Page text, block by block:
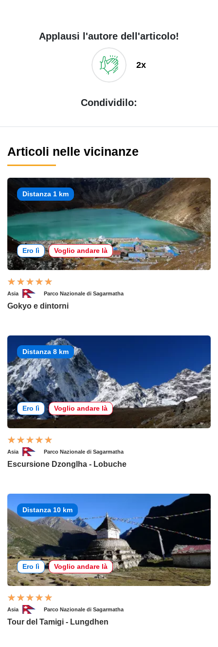
Applausi l'autore dell'articolo!
2x
Condividilo:
Articoli nelle vicinanze
Distanza 1 km
Ero lì Voglio andare là
Asia Parco Nazionale di Sagarmatha
Gokyo e dintorni
Distanza 8 km
Ero lì Voglio andare là
Asia Parco Nazionale di Sagarmatha
Escursione Dzonglha - Lobuche
Distanza 10 km
Ero lì Voglio andare là
Asia Parco Nazionale di Sagarmatha
Tour del Tamigi - Lungdhen